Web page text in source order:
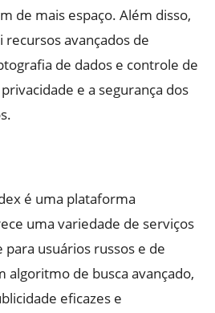
de mais espaço. Além disso,
recursos avançados de
de dados e controle de
e a segurança dos
é uma plataforma
uma variedade de serviços
usuários russos e de
algoritmo de busca avançado,
eficazes e